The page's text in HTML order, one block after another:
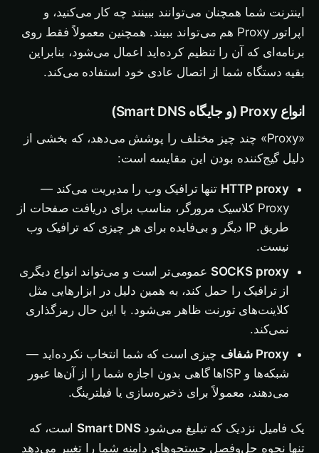
اینترنت شما همچنان می‌توانند ببینند چه کار می‌کنید، و
اپراتور Proxy هم می‌تواند ببیند. همچنین معمولاً فقط روی
برنامه‌ای که آن را تنظیم کرده‌اید اعمال می‌شود، بنابراین
بقیه دستگاه شما از اتصال عادی خود استفاده می‌کند.
انواع Proxy (و جایگاه Smart DNS)
«Proxy» چند چیز مختلف را پوشش می‌دهد، که بخشی از
دلیل گیج‌کننده بودن این مقایسه است:
HTTP proxy تنها ترافیک وب را مدیریت می‌کند —
Proxy کلاسیک مرورگر، مناسب برای دریافت صفحات از
طریق IP دیگر و بی‌فایده برای هر چیزی که ترافیک وب
نیست.
SOCKS proxy عمومی‌تر است و می‌تواند انواع دیگری
از ترافیک را حمل کند، به همین دلیل در ابزارهایی مثل
کلاینت‌های تورنت ظاهر می‌شود. با این حال رمزگذاری
نمی‌کند.
Proxy شفاف
چیزی است که شما انتخاب نکرده‌اید —
شبکه‌ها و ISP‌ها گاهی بدون اجازه شما را از آن‌ها عبور
می‌دهند، معمولاً برای ذخیره‌سازی یا فیلترینگ.
یک فامیل نزدیک که تبلیغ می‌شودSmart DNS است، که
تنها نحوه حل‌وفصل جستجوهای دامنه شما را تغییر می‌دهد